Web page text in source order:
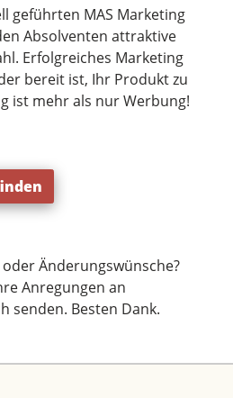
geführten MAS Marketing
Absolventen attraktive
Erfolgreiches Marketing
bereit ist, Ihr Produkt zu
ist mehr als nur Werbung!
Änderungswünsche?
Anregungen an
senden. Besten Dank.